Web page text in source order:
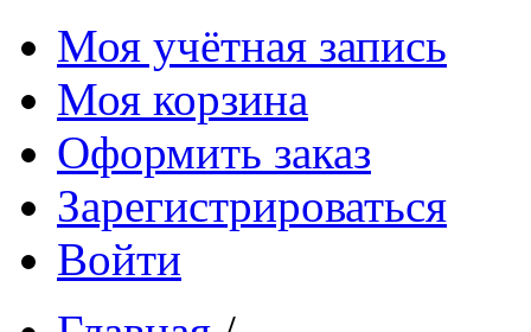
Моя учётная запись
Моя корзина
Оформить заказ
Зарегистрироваться
Войти